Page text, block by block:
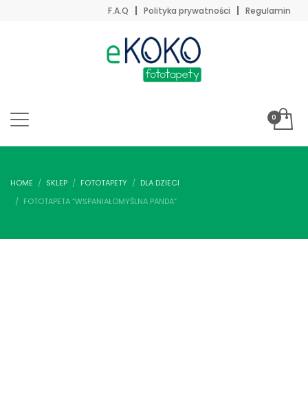
F.A.Q Polityka prywatności Regulamin
HOME SKLEP FOTOTAPETY
DLA DZIECI
FOTOTAPETA “WSPANIAŁOMYŚLNA PANDA”